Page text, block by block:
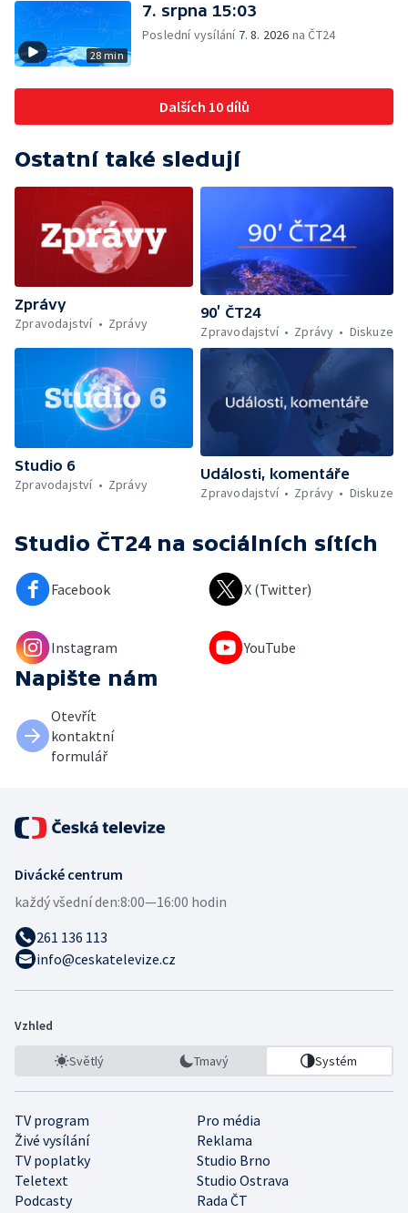
28 min
7. srpna 15:03
Poslední vysílání 7. 8. 2026 na ČT24
Dalších 10 dílů
Ostatní také sledují
Zprávy
Zpravodajství
Zprávy
90’ ČT24
Zpravodajství
Zprávy Diskuze
Studio 6
Zpravodajství
Zprávy
Události, komentáře
Zpravodajství
Zprávy Diskuze
Studio ČT24 na sociálních sítích
Facebook X (Twitter)
Instagram YouTube
Napište nám
Otevřít
kontaktní
formulář
Divácké centrum
každý všední den:8:00—16:00 hodin
261 136 113
info@ceskatelevize.cz
Vzhled
Světlý Tmavý Systém
TV program
Pro média
Živé vysílání
Reklama
TV poplatky
Studio Brno
Teletext
Studio Ostrava
Podcasty
Rada ČT